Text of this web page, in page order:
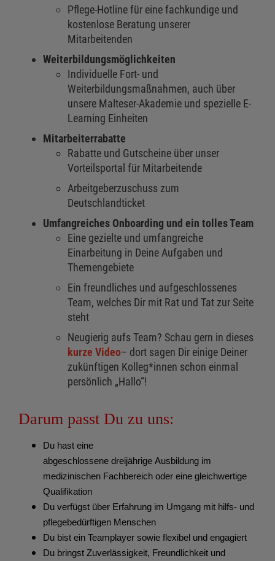
Pflege-Hotline für eine fachkundige und
kostenlose Beratung unserer
Mitarbeitenden
Weiterbildungsmöglichkeiten
Individuelle Fort- und
Weiterbildungsmaßnahmen, auch über
unsere Malteser-Akademie und spezielle E-
Learning Einheiten
Mitarbeiterrabatte
Rabatte und Gutscheine über unser
Vorteilsportal für Mitarbeitende
Arbeitgeberzuschuss zum
Deutschlandticket
Umfangreiches Onboarding und ein tolles Team
Eine gezielte und umfangreiche
Einarbeitung in Deine Aufgaben und
Themengebiete
Ein freundliches und aufgeschlossenes
Team, welches Dir mit Rat und Tat zur Seite
steht
Neugierig aufs Team? Schau gern in dieses
kurze Video– dort sagen Dir einige Deiner
zukünftigen Kolleg*innen schon einmal
persönlich „Hallo“!
Darum passt Du zu uns:
Du hast eine
abgeschlossene dreijährige Ausbildung im
medizinischen Fachbereich oder eine gleichwertige
Qualifikation
Du verfügst über Erfahrung im Umgang mit hilfs- und
pflegebedürftigen Menschen
Du bist ein Teamplayer sowie flexibel und engagiert
Du bringst Zuverlässigkeit, Freundlichkeit und